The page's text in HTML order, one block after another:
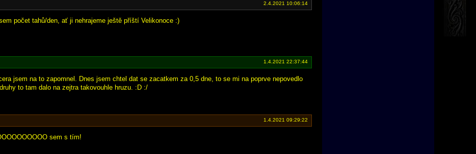
2.4.2021 10:06:14
počet tahů/den, ať ji nehrajeme ještě příští Velikonoce :)
1.4.2021 22:37:44
jsem na to zapomnel. Dnes jsem chtel dat se zacatkem za 0,5 dne, to se mi na poprve nepovedlo
to tam dalo na zejtra takovouhle hruzu. :D :/
1.4.2021 09:29:22
sem s tím!